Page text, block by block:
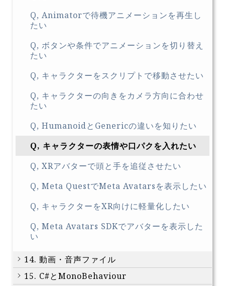
Q, Animatorで待機アニメーションを再生し
たい
Q, ボタンや条件でアニメーションを切り替え
たい
Q, キャラクターをスクリプトで移動させたい
Q, キャラクターの向きをカメラ方向に合わせ
たい
Q, HumanoidとGenericの違いを知りたい
Q, キャラクターの表情や口パクを入れたい
Q, XRアバターで頭と手を追従させたい
Q, Meta QuestでMeta Avatarsを表示したい
Q, キャラクターをXR向けに軽量化したい
Q, Meta Avatars SDKでアバターを表示した
い
14. 動画・音声ファイル
15. C#とMonoBehaviour